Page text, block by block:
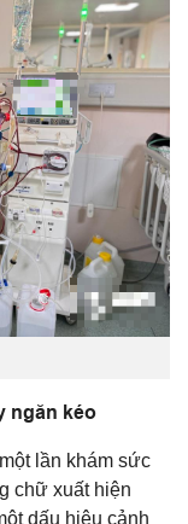
ngăn kéo
lần khám sức
chữ xuất hiện
dấu hiệu cảnh